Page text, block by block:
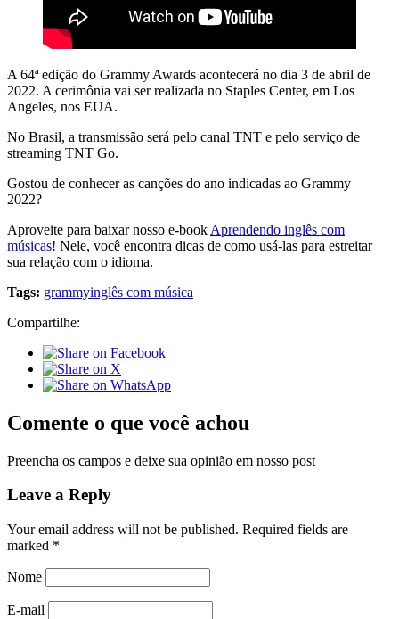
A 64ª edição do Grammy Awards acontecerá no dia 3 de abril de
2022. A cerimônia vai ser realizada no Staples Center, em Los
Angeles, nos EUA.
No Brasil, a transmissão será pelo canal TNT e pelo serviço de
streaming TNT Go.
Gostou de conhecer as canções do ano indicadas ao Grammy
2022?
Aproveite para baixar nosso e-book Aprendendo inglês com
músicas! Nele, você encontra dicas de como usá-las para estreitar
sua relação com o idioma.
Tags: grammyinglês com música
Compartilhe:
Comente o que você achou
Preencha os campos e deixe sua opinião em nosso post
Leave a Reply
Your email address will not be published. Required fields are
marked *
Nome
E-mail